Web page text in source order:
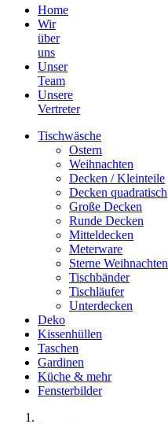
Home
Wir
über
uns
Unser
Team
Unsere
Vertreter
Tischwäsche
Ostern
Weihnachten
Decken / Kleinteile
Decken quadratisch
Große Decken
Runde Decken
Mitteldecken
Meterware
Sterne Weihnachten
Tischbänder
Tischläufer
Unterdecken
Deko
Kissenhüllen
Taschen
Gardinen
Küche & mehr
Fensterbilder